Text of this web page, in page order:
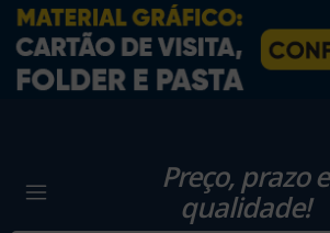
Preço, prazo e
qualidade!